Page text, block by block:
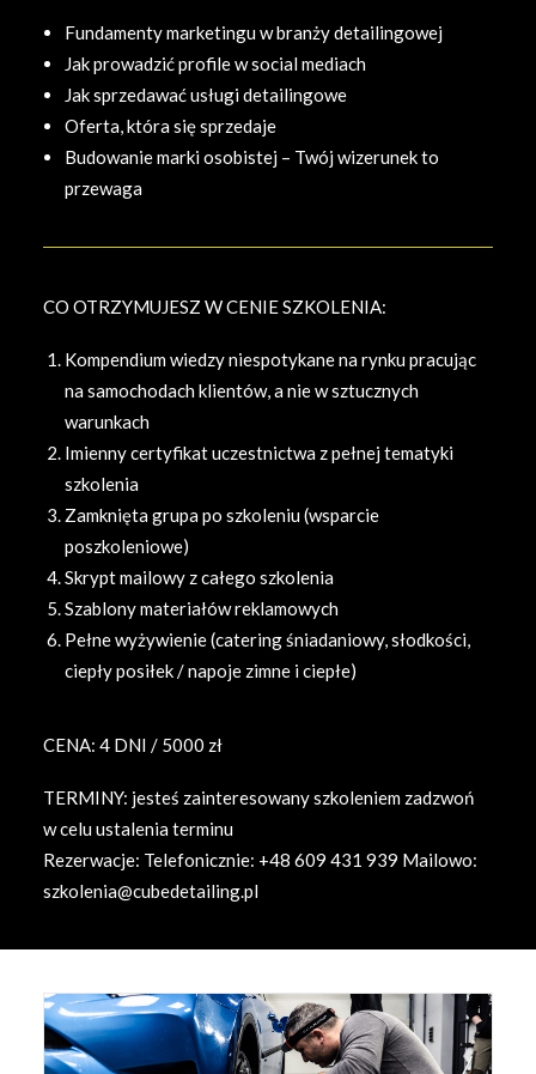
Fundamenty marketingu w branży detailingowej
Jak prowadzić profile w social mediach
Jak sprzedawać usługi detailingowe
Oferta, która się sprzedaje
Budowanie marki osobistej – Twój wizerunek to
przewaga
CO OTRZYMUJESZ W CENIE SZKOLENIA:
Kompendium wiedzy niespotykane na rynku pracując
na samochodach klientów, a nie w sztucznych
warunkach
Imienny certyfikat uczestnictwa z pełnej tematyki
szkolenia
Zamknięta grupa po szkoleniu (wsparcie
poszkoleniowe)
Skrypt mailowy z całego szkolenia
Szablony materiałów reklamowych
Pełne wyżywienie (catering śniadaniowy, słodkości,
ciepły posiłek / napoje zimne i ciepłe)
CENA: 4 DNI / 5000 zł
TERMINY: jesteś zainteresowany szkoleniem zadzwoń
w celu ustalenia terminu
Rezerwacje: Telefonicznie: +48 609 431 939 Mailowo:
szkolenia@cubedetailing.pl